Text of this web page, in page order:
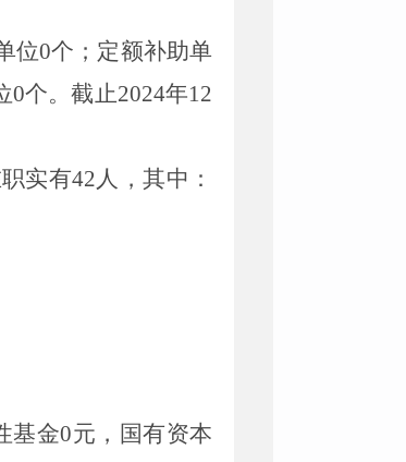
位0个；定额补助单
个。截止2024年12
实有42人，其中：
基金0元，国有资本